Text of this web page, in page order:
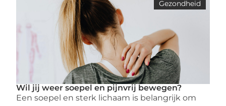
Gezondheid
Wil jij weer soepel en pijnvrij bewegen?
Een soepel en sterk lichaam is belangrijk om